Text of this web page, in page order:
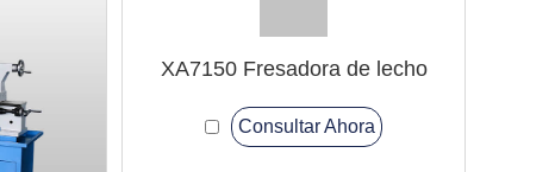
XA7150 Fresadora de lecho
Consultar Ahora